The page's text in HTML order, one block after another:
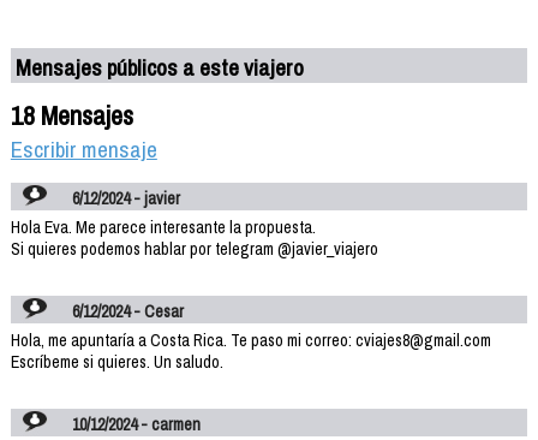
Mensajes públicos a este viajero
18 Mensajes
Escribir mensaje
6/12/2024 - javier
Hola Eva. Me parece interesante la propuesta.
Si quieres podemos hablar por telegram @javier_viajero
6/12/2024 - Cesar
Hola, me apuntaría a Costa Rica. Te paso mi correo: cviajes8@gmail.com
Escríbeme si quieres. Un saludo.
10/12/2024 - carmen